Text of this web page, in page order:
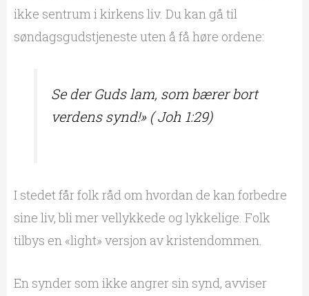
ikke sentrum i kirkens liv. Du kan gå til
søndagsgudstjeneste uten å få høre ordene:
Se der Guds lam, som bærer bort
verdens synd!» ( Joh 1:29)
I stedet får folk råd om hvordan de kan forbedre
sine liv, bli mer vellykkede og lykkelige. Folk
tilbys en «light» versjon av kristendommen.
En synder som ikke angrer sin synd, avviser